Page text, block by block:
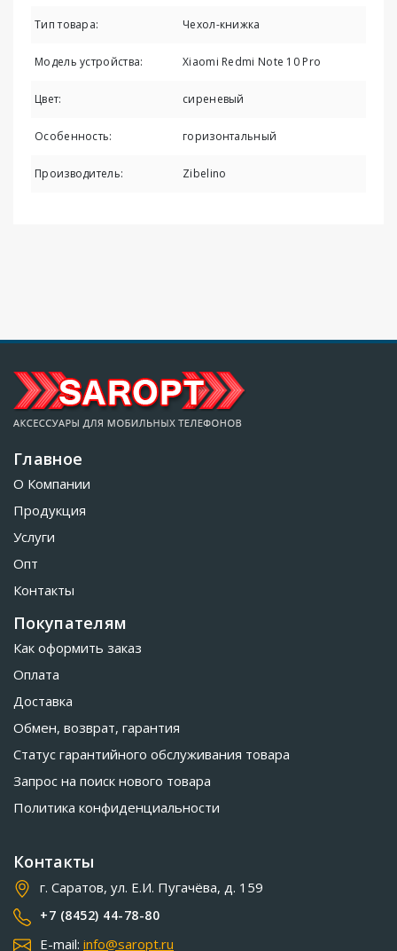
Тип товара: Чехол-книжка
Модель устройства: Xiaomi Redmi Note 10 Pro
Цвет: сиреневый
Особенность: горизонтальный
Производитель: Zibelino
Главное
О Компании
Продукция
Услуги
Опт
Контакты
Покупателям
Как оформить заказ
Оплата
Доставка
Обмен, возврат, гарантия
Статус гарантийного обслуживания товара
Запрос на поиск нового товара
Политика конфиденциальности
Контакты
г. Саратов, ул. Е.И. Пугачёва, д. 159
+7 (8452) 44-78-80
E-mail: info@saropt.ru